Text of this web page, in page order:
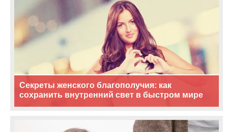
Секреты женского благополучия: как
сохранить внутренний свет в быстром мире